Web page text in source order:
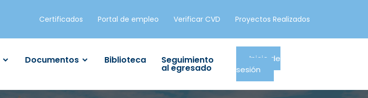
Certificados Portal de empleo Verificar CVD Proyectos Realizados
Documentos Biblioteca Seguimiento
al egresado
Inicio de
sesión